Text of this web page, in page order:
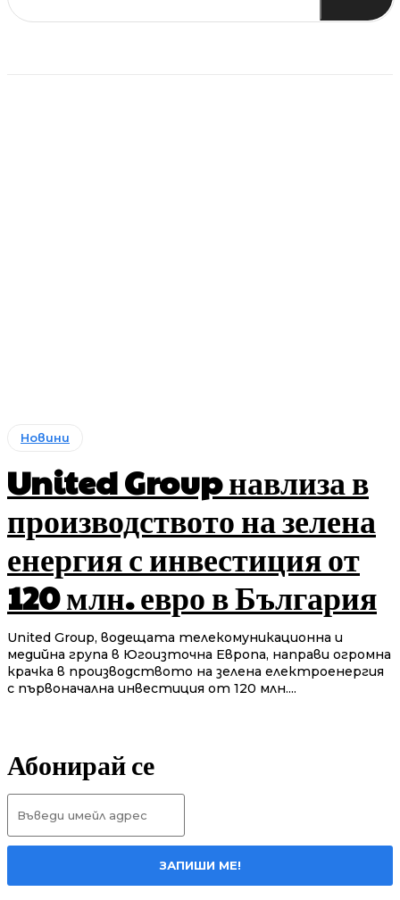
Новини
United Group навлиза в
производството на зелена
енергия с инвестиция от
120 млн. евро в България
United Group, водещата телекомуникационна и
медийна група в Югоизточна Европа, направи огромна
крачка в производството на зелена електроенергия
с първоначална инвестиция от 120 млн....
Абонирай се
ЗАПИШИ МЕ!